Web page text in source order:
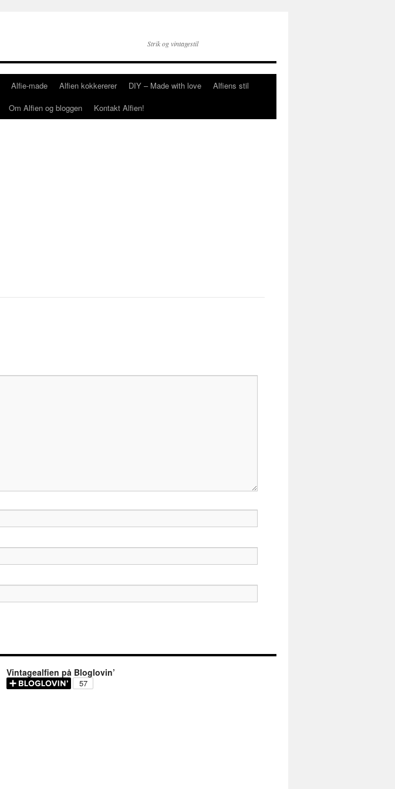
Strik og vintagestil
Alfie-made Alfien kokkererer DIY – Made with love
Alfiens stil
Om Alfien og bloggen Kontakt Alfien!
Vintagealfien på Bloglovin’